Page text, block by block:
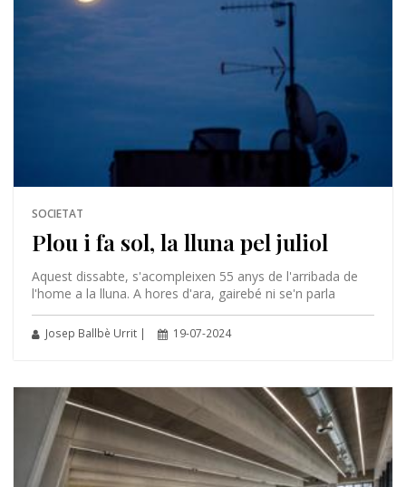
SOCIETAT
Plou i fa sol, la lluna pel juliol
Aquest dissabte, s'acompleixen 55 anys de l'arribada de
l'home a la lluna. A hores d'ara, gairebé ni se'n parla
Josep Ballbè Urrit | 19-07-2024